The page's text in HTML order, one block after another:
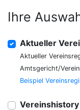
Ihre
Aktueller
Aktueller
Amtsgericht/
Beispiel
Vereinshistory